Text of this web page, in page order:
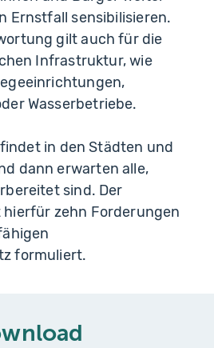
Ernstfall sensibilisieren.
gilt auch für die
Infrastruktur, wie
Wasserbetriebe.
in den Städten und
dann erwarten alle,
sind. Der
hierfür zehn Forderungen
formuliert.